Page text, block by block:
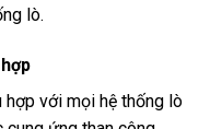
lò.
hợp với mọi hệ thống lò